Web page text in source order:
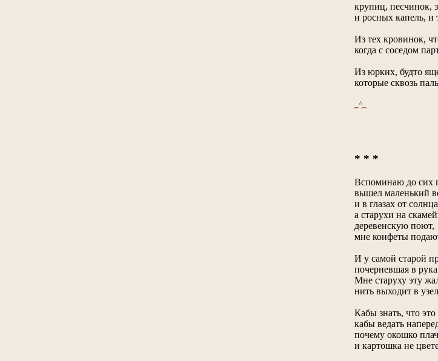
крупиц, песчинок,
и росных капель, и
Из тех кровинок,
когда с соседом
Из юрких, будто
которые сквозь
_^_
* * *
Вспоминаю до сих
вышел маленький
и в глазах от
а старухи на
деревенскую поют,
мне конфеты
И у самой старой
почерневшая в
Мне старуху эту
нить выходит в
Кабы знать, что это
кабы ведать
почему окошко
и картошка не